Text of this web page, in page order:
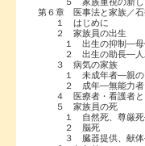
第６章 医事法と家族／石
１ はじめに
２ 家族員の出生
１ 出生の抑制―母
２ 出生の助長―人
３ 病気の家族
１ 未成年者―親の
２ 成年―無能力者
４ 医療者・看護者と
５ 家族員の死
１ 自然死、尊厳死―
２ 脳死
３ 臓器提供、献体―